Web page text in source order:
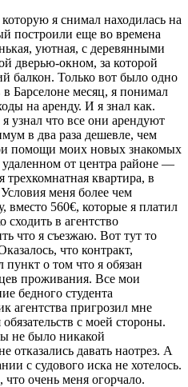
я снимал находилась на
построили еще во времена
уютная, с деревянными
дверью-окном, за которой
балкон. Только вот было одно
месяц, я понимал
на аренду. И я знал как.
узнал что все они арендуют
в два раза дешевле, чем
помощи моих новых знакомых
от центра районе —
квартира, в
меня более чем
вместо 560€, которые я платил
сходить в агентство
что я съезжаю. Вот тут то
что контракт,
о том что я обязан
проживания. Все мои
бедного студента
агентства пригрозил мне
с моей стороны.
не было никакой
отказались давать наотрез. А
с судового иска не хотелось.
что очень меня огорчало.